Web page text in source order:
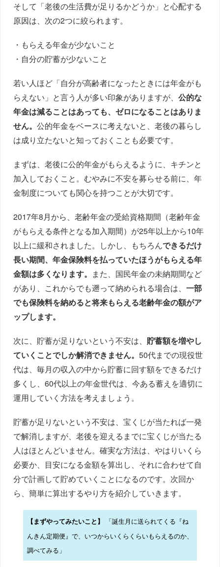
そして「老後の生活費が足りるかどうか」と心配する
原因は、次の2つに絞られます。
・もらえる年金が少ないこと
・自分の貯蓄が少ないこと
若い人ほど「自分が高齢者になったときには年金がも
らえない」と言う人が多い印象がありますが、公的な
年金は減ることはあっても、ゼロになることはありま
せん。公的年金をベースに考えないと、老後の暮らし
は成り立たないと知っておくことも必要です。
まずは、老後に公的年金がもらえるように、キチンと
加入しておくこと。むやみに不安を募らせる前に、年
金制度についても関心を持つことが大切です。
2017年8月から、老齢年金の受給資格期間（老齢年金
がもらえる条件となる加入期間）が25年以上から10年
以上に緩和されました。しかし、もちろんできるだけ
長い期間、年金保険料を払っていたほうがもらえる年
金額は多くなります。 また、国民年金の未納期間など
があり、これからでも遡って納められる場合は、一部
でも保険料を納めると将来もらえる老齢年金の額がア
ップします。
次に、貯蓄が足りないという不安は、 貯蓄額を増やし
ていくことでしか解消できません。50代までの現役世
代は、毎月の収入の中から貯蓄に回す額をできるだけ
多くし、60代以上の年金世代は、今ある蓄えを適切に
運用していく方法を考えましょう。
貯蓄が足りないという不安は、宝くじが当たれば一発
で解消しますが、老後を迎えるまでに宝くじが当たる
人はほとんどいません。確実な方法は、やはりいくら
必要か、目安になる金額を算出し、それに合わせて自
分で計画して貯めていくことになるのです。次回か
ら、簡単に算出するやり方を紹介していきます。
【まずやってみたいこと】
「誕生月に送られてくる『ね
んきん定期便』で、いつからいくらくらいもらえるのか、
調べてみる」